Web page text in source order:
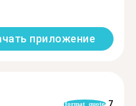
приложение
format_quote 7